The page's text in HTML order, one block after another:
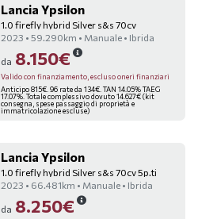
Lancia Ypsilon
1.0 firefly hybrid Silver s&s 70cv
2023 • 59.290km • Manuale • Ibrida
da 8.150€
Valido con finanziamento, escluso oneri finanziari
Anticipo 815€. 96 rate da 134€. TAN 14.05% TAEG
17.07%. Totale complessivo dovuto 14.627€ (kit
consegna, spese passaggio di proprietà e
immatricolazione escluse)
Lancia Ypsilon
1.0 firefly hybrid Silver s&s 70cv 5p.ti
2023 • 66.481km • Manuale • Ibrida
da 8.250€